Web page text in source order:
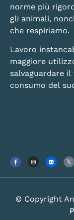
norme più
gli animali,
che respiriamo.
Lavoro
maggiore
salvaguardare
consumo del
© Copyright